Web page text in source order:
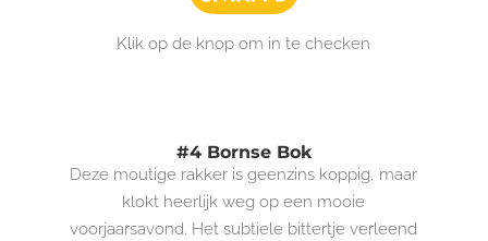
Klik op de knop om in te checken
#4 Bornse Bok
Deze moutige rakker is geenzins koppig, maar
klokt heerlijk weg op een mooie
voorjaarsavond. Het subtiele bittertje verleend